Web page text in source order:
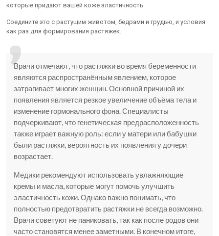
которые придают вашей коже эластичность.
Соедините это с растущим животом, бедрами и грудью, и условия
как раз для формирования растяжек.
Врачи отмечают, что растяжки во время беременности
являются распространённым явлением, которое
затрагивает многих женщин. Основной причиной их
появления является резкое увеличение объёма тела и
изменение гормонального фона. Специалисты
подчеркивают, что генетическая предрасположенность
также играет важную роль: если у матери или бабушки
были растяжки, вероятность их появления у дочери
возрастает.
Медики рекомендуют использовать увлажняющие
кремы и масла, которые могут помочь улучшить
эластичность кожи. Однако важно понимать, что
полностью предотвратить растяжки не всегда возможно.
Врачи советуют не паниковать, так как после родов они
часто становятся менее заметными. В конечном итоге,